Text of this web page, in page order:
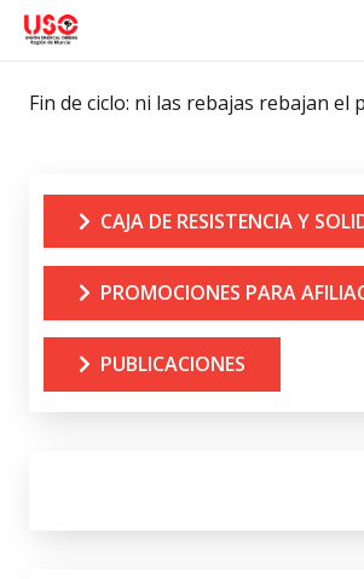
Fin de ciclo: ni las rebajas rebajan el
CAJA DE RESISTENCIA Y
PROMOCIONES PARA
PUBLICACIONES